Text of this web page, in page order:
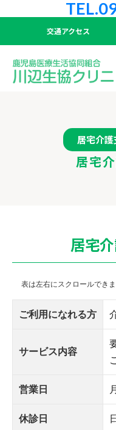
交通アクセス
居宅介
居宅
居宅
ご利用になれる方
サービス内容
営業日
休診日